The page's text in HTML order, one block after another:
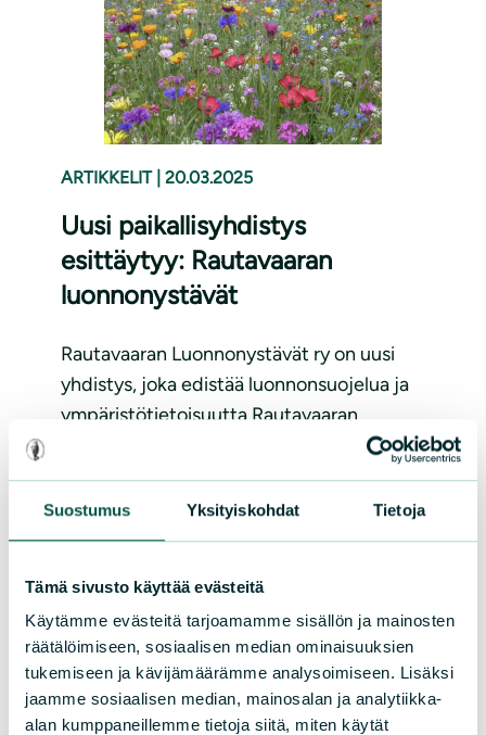
Suostumus Yksityiskohdat Tietoja
Tämä sivusto käyttää evästeitä
Käytämme evästeitä tarjoamamme sisällön ja mainosten
räätälöimiseen, sosiaalisen median ominaisuuksien
tukemiseen ja kävijämäärämme analysoimiseen. Lisäksi
jaamme sosiaalisen median, mainosalan ja analytiikka-
alan kumppaneillemme tietoja siitä, miten käytät
ARTIKKELIT 20.03.2025
Uusi paikallisyhdistys
esittäytyy: Rautavaaran
luonnonystävät
Rautavaaran Luonnonystävät ry on uusi
yhdistys, joka edistää luonnonsuojelua ja
ympäristötietoisuutta Rautavaaran
"synttärikukkasia" yhdistyksen toiminnan
käynnistämiseen ja paikallisten
luonnonsuojeluhankkeiden tukemiseen.
Lue lisää